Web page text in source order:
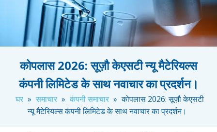
कोपलास 2026: सूज़ौ केएसटी न्यू मैटेरियल्स
कंपनी लिमिटेड के साथ नवाचार का प्रदर्शन।
घर » समाचार » कंपनी समाचार » कोपलास 2026: सूज़ौ केएसटी
न्यू मैटेरियल्स कंपनी लिमिटेड के साथ नवाचार का प्रदर्शन।